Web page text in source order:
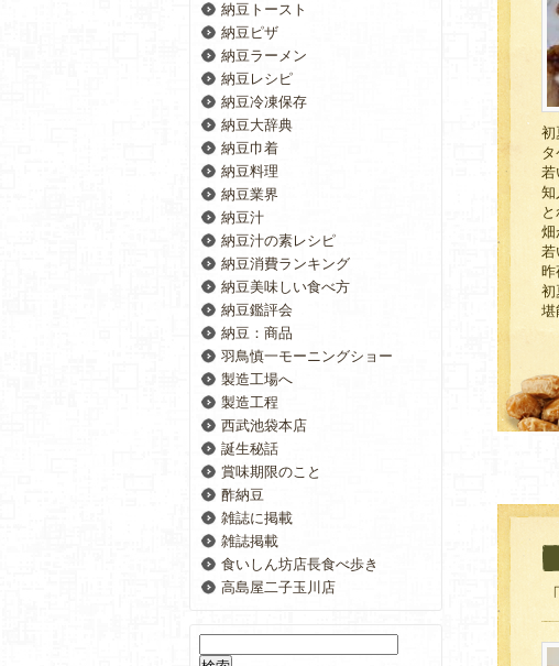
初
若
知
畑
若
昨
初
堪
納豆トースト
納豆ピザ
納豆ラーメン
納豆レシピ
納豆冷凍保存
納豆大辞典
納豆巾着
納豆料理
納豆業界
納豆汁
納豆汁の素レシピ
納豆消費ランキング
納豆美味しい食べ方
納豆鑑評会
納豆：商品
羽鳥慎一モーニングショー
製造工場へ
製造工程
西武池袋本店
誕生秘話
賞味期限のこと
酢納豆
雑誌に掲載
雑誌掲載
食いしん坊店長食べ歩き
高島屋二子玉川店
索: